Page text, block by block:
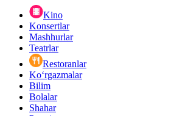
Kino
Konsertlar
Mashhurlar
Teatrlar
Restoranlar
Ko‘rgazmalar
Bilim
Bolalar
Shahar